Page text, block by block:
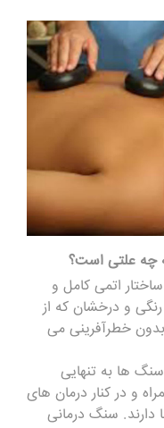
چه علتى است؟
اتمى كامل و
و درخشان كه از
خطرآفرینى مى
ها به تنهایى
و در كنار درمان هاى
دارند. سنگ درمانی